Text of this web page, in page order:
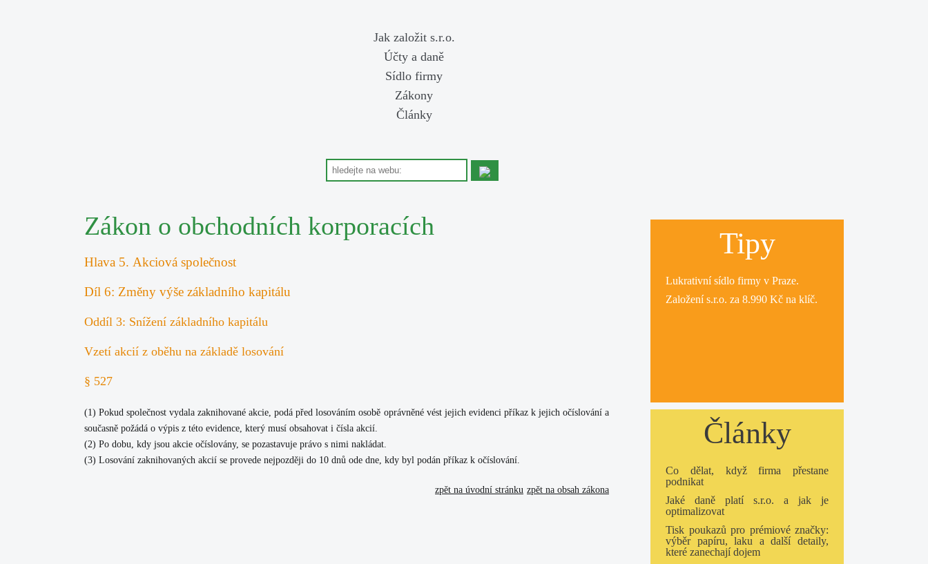
Jak založit s.r.o.
Účty a daně
Sídlo firmy
Zákony
Články
Zákon o obchodních korporacích
Hlava 5. Akciová společnost
Díl 6: Změny výše základního kapitálu
Oddíl 3: Snížení základního kapitálu
Vzetí akcií z oběhu na základě losování
§ 527
(1) Pokud společnost vydala zaknihované akcie, podá před losováním osobě oprávněné vést jejich evidenci příkaz k jejich očíslování a
současně požádá o výpis z této evidence, který musí obsahovat i čísla akcií.
(2) Po dobu, kdy jsou akcie očíslovány, se pozastavuje právo s nimi nakládat.
(3) Losování zaknihovaných akcií se provede nejpozději do 10 dnů ode dne, kdy byl podán příkaz k očíslování.
zpět na obsah zákona
zpět na úvodní stránku
Tipy
Lukrativnísídlo firmy v Praze.
Založení s.r.o. za 8.990 Kč na klíč.
Články
Co dělat, když firma přestane
podnikat
Jaké daně platí s.r.o. a jak je
optimalizovat
Tisk poukazů pro prémiové značky:
výběr papíru, laku a další detaily,
které zanechají dojem